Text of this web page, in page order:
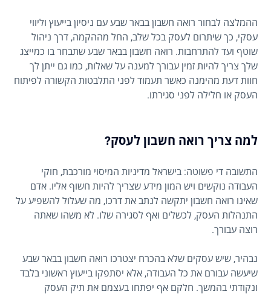
ההמלצה לבחור רואה חשבון בבאר שבע עם ניסיון בייעוץ וליווי
עסקי, כך שיתרום לעסק בכל שלב, החל מההקמה, דרך ניהול
שוטף ועד להתרחבות. רואה חשבון בבאר שבע שתבחר בו כמייצג
שלך צריך להיות זמין עבורך למענה על שאלות, כמו גם ייתן לך
חוות דעת מהימנה כאשר תעמוד לפני התלבטות הקשורה לפיתוח
העסק או חלילה לפני סגירתו.
למה צריך רואה חשבון לעסק?
התשובה די פשוטה: בישראל מדיניות המיסוי מורכבת, חוקי
העבודה נוקשים ויש המון מידע שצריך להיות חשוף אליו. אדם
שאינו רואה חשבון יתקשה לנתב את דרכו, מה שעלול להשפיע על
התנהלות העסק, לכשלים ואף לסגירה שלו. לא משהו שאתה
רוצה עבורך.
נבהיר, שיש עסקים שלא בהכרח יצטרכו רואה חשבון בבאר שבע
שיעשה עבורם את כל העבודה, אלא יסתפקו בייעוץ ראשוני בלבד
ונקודתי בהמשך. חלקם אף יפתחו בעצמם את תיק העסק